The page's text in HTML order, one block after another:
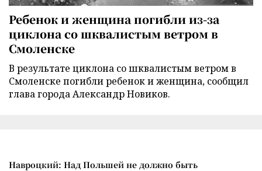
Ребенок и женщина погибли из-за
циклона со шквалистым ветром в
Смоленске
В результате циклона со шквалистым ветром в
Смоленске погибли ребенок и женщина, сообщил
глава города Александр Новиков.
Навроцкий: Над Польшей не должно быть